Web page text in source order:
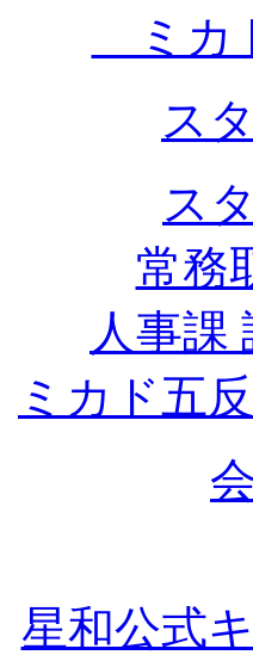
ミカ
ス
ス
常務
人事課
ミカド五
星和公式